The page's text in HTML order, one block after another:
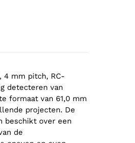
4 mm pitch, RC-
detecteren van
formaat van 61,0 mm
projecten. De
beschikt over een
de